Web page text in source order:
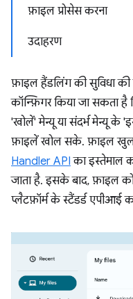
फ़ाइल प्रोसेस करना
उदाहरण
फ़ाइल हैंडलिंग की सुविधा
कॉन्फ़िगर किया जा सकता
'खोलें' मेन्यू या संदर्भ मेन्यू के
फ़ाइलें खोल सके. फ़ाइल
Handler API का इस्तेमाल
जाता है. इसके बाद, फ़ाइल
प्लैटफ़ॉर्म के स्टैंडर्ड एपीआई